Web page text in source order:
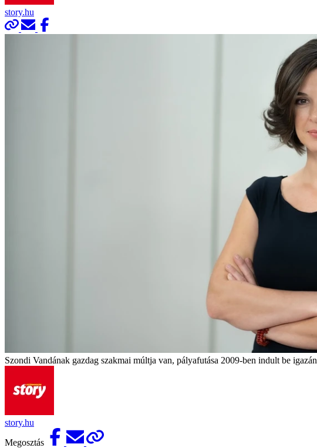
story.hu
Szondi Vandának gazdag szakmai múltja van, pályafutása 2009-ben indult be igazán
story.hu
Megosztás